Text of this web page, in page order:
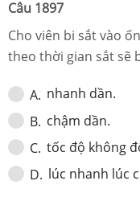
Câu 1897
Cho viên bi sắt vào
theo thời gian sắt sẽ
A. nhanh dần.
B. chậm dần.
C. tốc độ không
D. lúc nhanh lúc